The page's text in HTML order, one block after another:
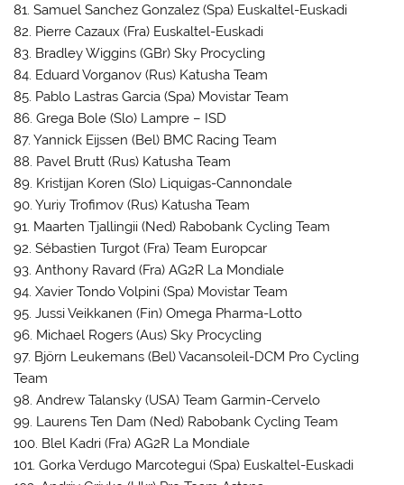
81. Samuel Sanchez Gonzalez (Spa) Euskaltel-Euskadi
82. Pierre Cazaux (Fra) Euskaltel-Euskadi
83. Bradley Wiggins (GBr) Sky Procycling
84. Eduard Vorganov (Rus) Katusha Team
85. Pablo Lastras Garcia (Spa) Movistar Team
86. Grega Bole (Slo) Lampre – ISD
87. Yannick Eijssen (Bel) BMC Racing Team
88. Pavel Brutt (Rus) Katusha Team
89. Kristijan Koren (Slo) Liquigas-Cannondale
90. Yuriy Trofimov (Rus) Katusha Team
91. Maarten Tjallingii (Ned) Rabobank Cycling Team
92. Sébastien Turgot (Fra) Team Europcar
93. Anthony Ravard (Fra) AG2R La Mondiale
94. Xavier Tondo Volpini (Spa) Movistar Team
95. Jussi Veikkanen (Fin) Omega Pharma-Lotto
96. Michael Rogers (Aus) Sky Procycling
97. Björn Leukemans (Bel) Vacansoleil-DCM Pro Cycling
Team
98. Andrew Talansky (USA) Team Garmin-Cervelo
99. Laurens Ten Dam (Ned) Rabobank Cycling Team
100. Blel Kadri (Fra) AG2R La Mondiale
101. Gorka Verdugo Marcotegui (Spa) Euskaltel-Euskadi